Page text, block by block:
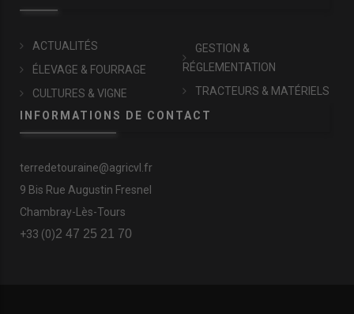
ACTUALITÉS
ÉLEVAGE & FOURRAGE
CULTURES & VIGNE
GESTION &
RÉGLEMENTATION
TRACTEURS & MATÉRIELS
INFORMATIONS DE CONTACT
terredetouraine@agricvl.fr
9 Bis Rue Augustin Fresnel
Chambray-Lès-Tours
+33 (0)2 47 25 21 70